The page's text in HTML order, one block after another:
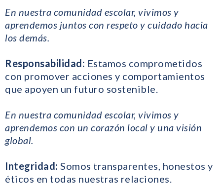
En nuestra comunidad escolar, vivimos y
aprendemos juntos con respeto y cuidado hacia
los demás.
Responsabilidad: Estamos comprometidos
con promover acciones y comportamientos
que apoyen un futuro sostenible.
En nuestra comunidad escolar, vivimos y
aprendemos con un corazón local y una visión
global.
Integridad: Somos transparentes, honestos y
éticos en todas nuestras relaciones.